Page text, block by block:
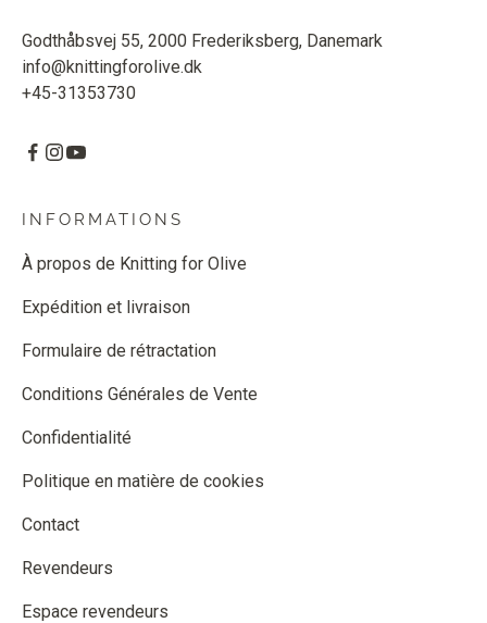
Godthåbsvej 55, 2000 Frederiksberg, Danemark
info@knittingforolive.dk
+45-31353730
INFORMATIONS
À propos de Knitting for Olive
Expédition et livraison
Formulaire de rétractation
Conditions Générales de Vente
Confidentialité
Politique en matière de cookies
Contact
Revendeurs
Espace revendeurs